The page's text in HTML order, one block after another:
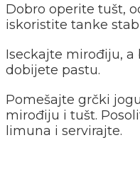
Dobro operite tušt,
iskoristite tanke
Iseckajte mirođiju,
dobijete pastu.
Pomešajte grčki
mirođiju i tušt.
limuna i servirajte.